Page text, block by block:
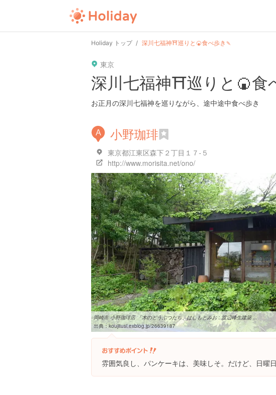
Holiday トップ 深川七福神⛩巡りと🍘食べ歩き🍡
東京
深川七福神⛩巡りと🍘食
お正月の深川七福神を巡りながら、途中途中食べ歩き
A 小野珈琲
東京都江東区森下２丁目１７-５
http://www.morisita.net/ono/
岡崎市 小野珈琲店 「木のどうぶつたち」はしもとみお : 渡辺峰生建築 ...
出典：koujitusi.exblog.jp/26639187
雰囲気良し、パンケーキは、美味しそ。だけど、日曜日